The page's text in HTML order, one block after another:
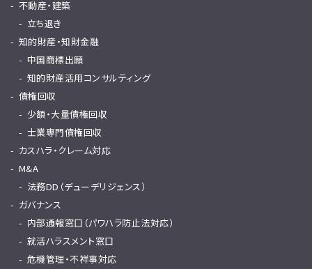
不動産・建築
立ち退き
知的財産・知財金融
中国商標出願
知的財産活用コンサルティング
債権回収
少額・大量債権回収
士業専門債権回収
カスハラ・クレーム対応
M&A
法務DD（デューデリジェンス）
ガバナンス
内部通報窓口（パワハラ防止法対応）
就活ハラスメント窓口
危機管理・不祥事対応